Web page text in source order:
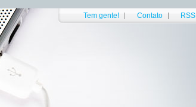
Tem gente!
Contato RSS